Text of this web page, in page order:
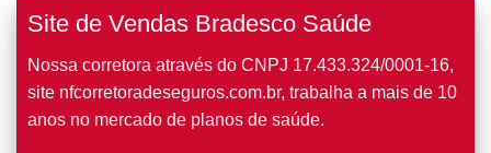
Site de Vendas Bradesco Saúde
Nossa corretora através do CNPJ 17.433.324/0001-16,
site nfcorretoradeseguros.com.br, trabalha a mais de 10
anos no mercado de planos de saúde.